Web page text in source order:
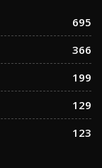
695
366
199
129
123